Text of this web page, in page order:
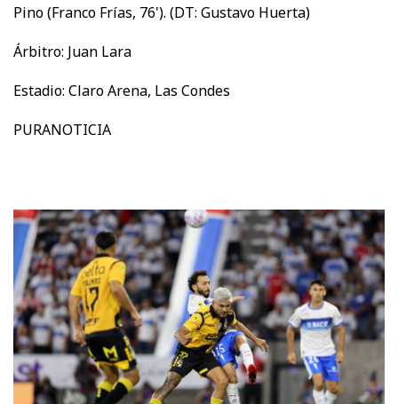
Pino (Franco Frías, 76'). (DT: Gustavo Huerta)
Árbitro: Juan Lara
Estadio: Claro Arena, Las Condes
PURANOTICIA